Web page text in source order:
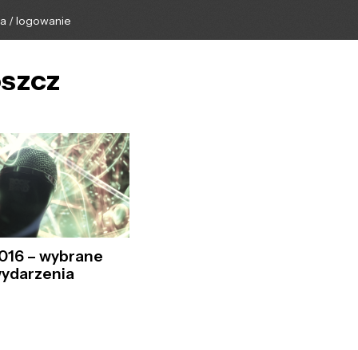
/ logowanie
– wybrane